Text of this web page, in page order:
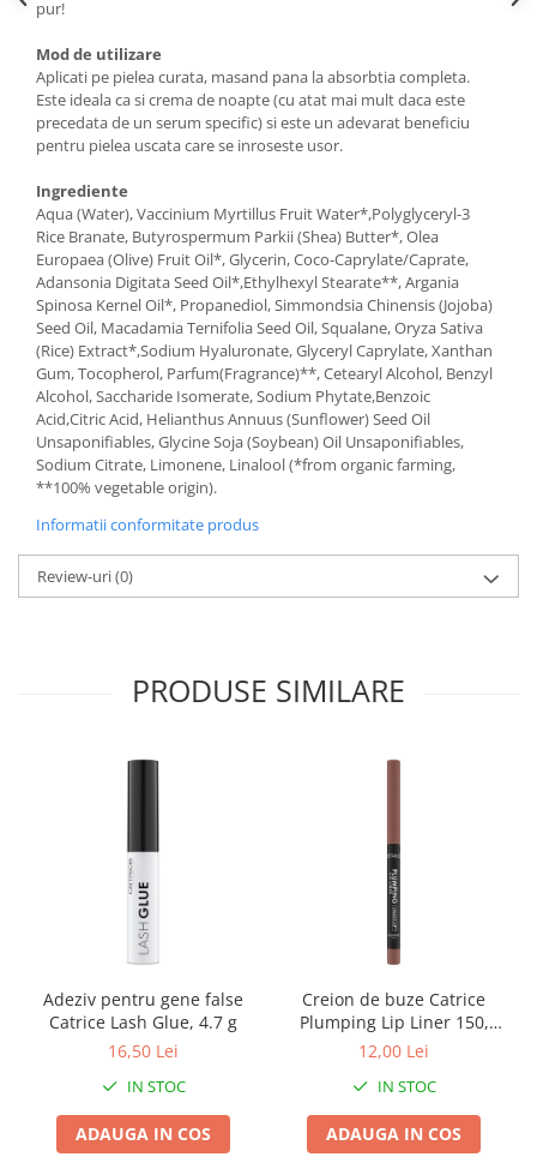
pur!
Mod de utilizare
Aplicati pe pielea curata, masand pana la absorbtia completa.
Este ideala ca si crema de noapte (cu atat mai mult daca este
precedata de un serum specific) si este un adevarat beneficiu
pentru pielea uscata care se inroseste usor.
Ingrediente
Aqua (Water), Vaccinium Myrtillus Fruit Water*,Polyglyceryl-3
Rice Branate, Butyrospermum Parkii (Shea) Butter*, Olea
Europaea (Olive) Fruit Oil*, Glycerin, Coco-Caprylate/Caprate,
Adansonia Digitata Seed Oil*,Ethylhexyl Stearate**, Argania
Spinosa Kernel Oil*, Propanediol, Simmondsia Chinensis (Jojoba)
Seed Oil, Macadamia Ternifolia Seed Oil, Squalane, Oryza Sativa
(Rice) Extract*,Sodium Hyaluronate, Glyceryl Caprylate, Xanthan
Gum, Tocopherol, Parfum(Fragrance)**, Cetearyl Alcohol, Benzyl
Alcohol, Saccharide Isomerate, Sodium Phytate,Benzoic
Acid,Citric Acid, Helianthus Annuus (Sunflower) Seed Oil
Unsaponifiables, Glycine Soja (Soybean) Oil Unsaponifiables,
Sodium Citrate, Limonene, Linalool (*from organic farming,
**100% vegetable origin).
Informatii conformitate produs
Review-uri(0)
PRODUSE SIMILARE
Adeziv pentru gene false
Catrice Lash Glue, 4.7 g
16,50 Lei
IN STOC
ADAUGA IN COS
Creion de buze Catrice
Plumping Lip Liner 150,
0.35 g
12,00 Lei
IN STOC
ADAUGA IN COS